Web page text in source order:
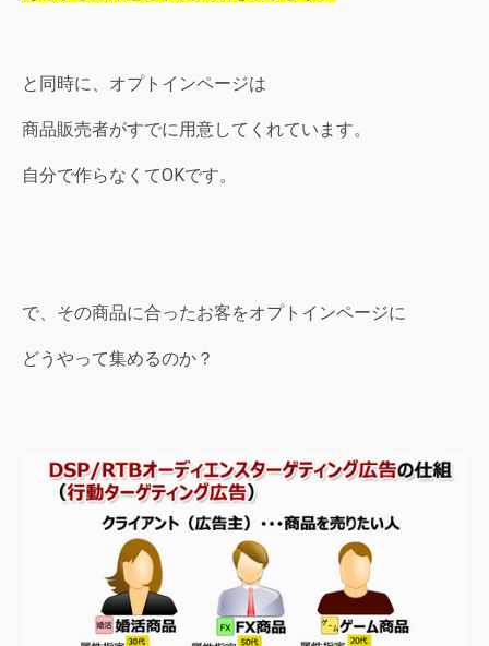
と同時に、オプトインページは
商品販売者がすでに用意してくれています。
自分で作らなくてOKです。
で、その商品に合ったお客をオプトインページに
どうやって集めるのか？